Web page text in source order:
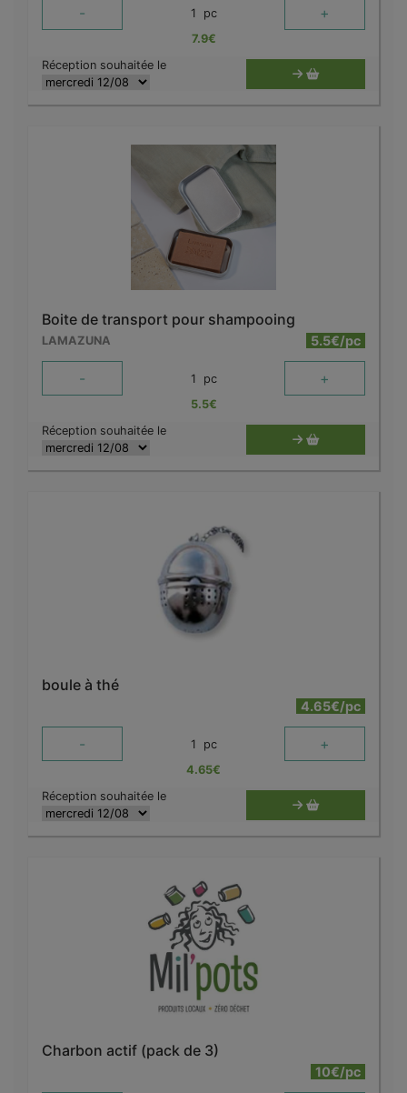
- 1 pc +
7.9€
Réception souhaitée le
Boite de transport pour shampooing
LAMAZUNA 5.5€/pc
- 1 pc +
5.5€
Réception souhaitée le
boule à thé
4.65€/pc
- 1 pc +
4.65€
Réception souhaitée le
Charbon actif (pack de 3)
10€/pc